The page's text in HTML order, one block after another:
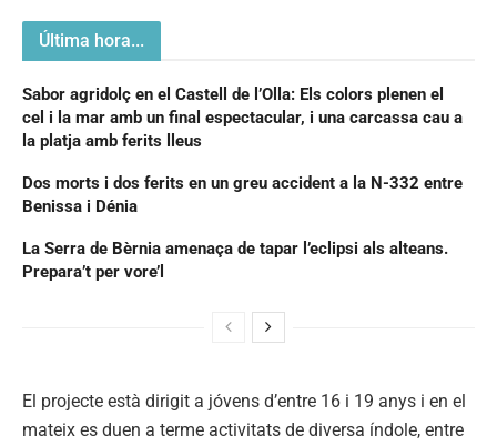
Última hora...
Sabor agridolç en el Castell de l’Olla: Els colors plenen el
cel i la mar amb un final espectacular, i una carcassa cau a
la platja amb ferits lleus
Dos morts i dos ferits en un greu accident a la N-332 entre
Benissa i Dénia
La Serra de Bèrnia amenaça de tapar l’eclipsi als alteans.
Prepara’t per vore’l
El projecte està dirigit a jóvens d’entre 16 i 19 anys i en el
mateix es duen a terme activitats de diversa índole, entre